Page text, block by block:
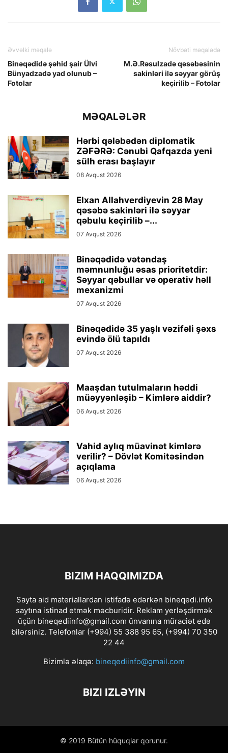
Əvvəlki məqalə
Binəqədidə şəhid şair Ülvi
Bünyadzadə yad olunub –
Fotolar
Növbəti məqalədə
M.Ə.Rəsulzadə qəsəbəsinin
sakinləri ilə səyyar görüş
keçirilib – Fotolar
MƏQALƏLƏR
Hərbi qələbədən diplomatik
ZƏFƏRƏ: Cənubi Qafqazda yeni
sülh erası başlayır
08 Avqust 2026
Elxan Allahverdiyevin 28 May
qəsəbə sakinləri ilə səyyar
qəbulu keçirilib –...
07 Avqust 2026
Binəqədidə vətəndaş
məmnunluğu əsas prioritetdir:
Səyyar qəbullar və operativ həll
mexanizmi
07 Avqust 2026
Binəqədidə 35 yaşlı vəzifəli şəxs
evində ölü tapıldı
07 Avqust 2026
Maaşdan tutulmaların həddi
müəyyənləşib – Kimlərə aiddir?
06 Avqust 2026
Vahid aylıq müavinət kimlərə
verilir? – Dövlət Komitəsindən
açıqlama
06 Avqust 2026
BIZIM HAQQIMIZDA
Sayta aid materiallardan istifadə edərkən bineqedi.info
saytına istinad etmək məcburidir. Reklam yerləşdirmək
üçün bineqediinfo@gmail.com ünvanına müraciət edə
bilərsiniz. Telefonlar (+994) 55 388 95 65, (+994) 70 350
22 44
Bizimlə əlaqə: bineqediinfo@gmail.com
BIZI IZLƏYIN
© 2019 Bütün hüquqlar qorunur.